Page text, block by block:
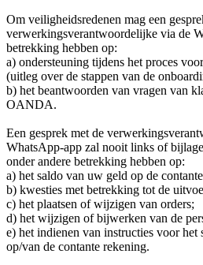
Om veiligheidsredenen mag een
verwerkingsverantwoordelijke via de
betrekking hebben op:
a) ondersteuning tijdens het proces
(uitleg over de stappen van de
b) het beantwoorden van vragen van
OANDA.
Een gesprek met de
WhatsApp-app zal nooit links of
onder andere betrekking hebben op:
a) het saldo van uw geld op de
b) kwesties met betrekking tot de
c) het plaatsen of wijzigen van orders;
d) het wijzigen of bijwerken van de
e) het indienen van instructies voor het
op/van de contante rekening.